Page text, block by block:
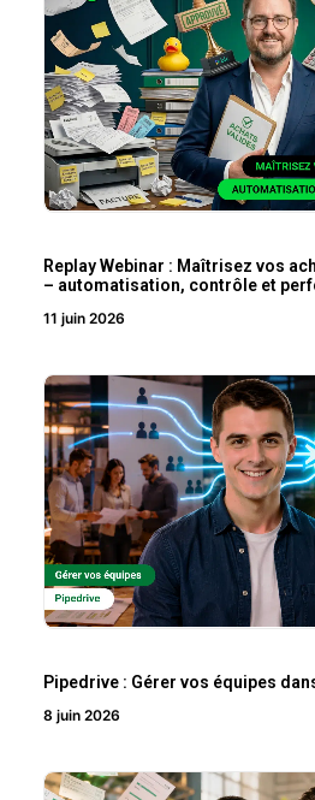
Replay Webinar : Maîtrisez vos
– automatisation, contrôle et
11 juin 2026
Pipedrive : Gérer vos équipes
8 juin 2026